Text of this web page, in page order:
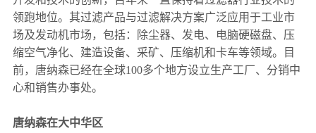
铰接式卡车
沥青摊铺机
其他进口配件
领跑地位。其过滤产品与过滤解决方案广泛应用于工业市
场及发动机市场，包括：除尘器、发电、电脑硬磁盘、压
缩空气净化、建造设备、采矿、压缩机和卡车等领域。目
前，唐纳森已经在全球100多个地方设立生产工厂、分销中
心和销售办事处。
唐纳森在大中华区